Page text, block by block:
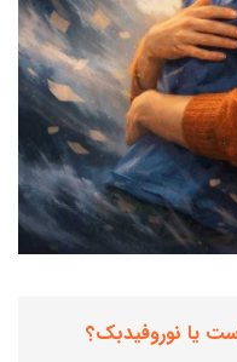
یا نوروفیدبک؟